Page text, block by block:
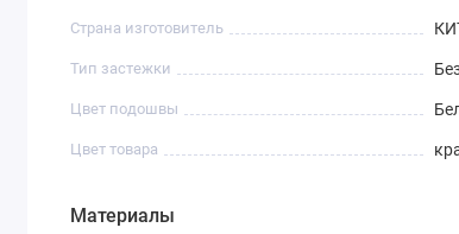
Страна изготовитель
Тип застежки
Цвет подошвы
Цвет товара
Материалы